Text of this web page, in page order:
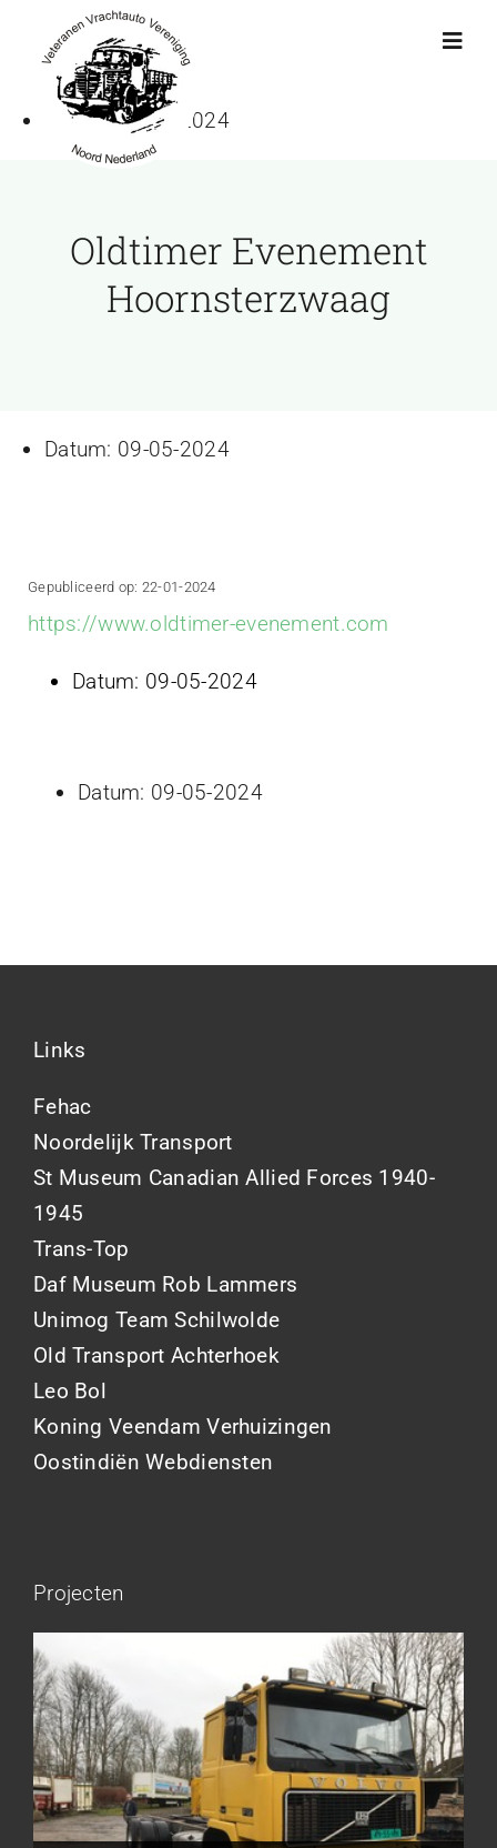
inhoud
Actueel
Showroom
Datum:09-05-2024
Oldtimer Evenement
Hoornsterzwaag
Datum: 09-05-2024
Gepubliceerd op: 22-01-2024
https://www.oldtimer-evenement.com
Datum: 09-05-2024
Datum: 09-05-2024
Links
Fehac
Noordelijk Transport
St Museum Canadian Allied Forces 1940-
1945
Trans-Top
Daf Museum Rob Lammers
Unimog Team Schilwolde
Old Transport Achterhoek
Leo Bol
Koning Veendam Verhuizingen
Oostindiën Webdiensten
Projecten
Flikkema – Spijk
Brant Visser – Project Volvo F88
Auke van der Kooi – Projekt Scania
John Moesker – Project Bedford